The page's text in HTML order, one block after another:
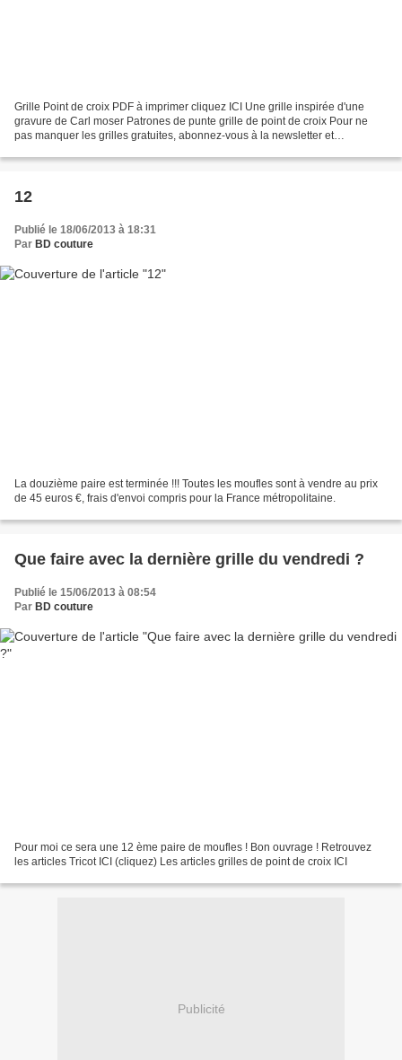
Grille Point de croix PDF à imprimer cliquez ICI Une grille inspirée d'une
gravure de Carl moser Patrones de punte grille de point de croix Pour ne
pas manquer les grilles gratuites, abonnez-vous à la newsletter et
12
Publié le 18/06/2013 à 18:31
Par BD couture
La douzième paire est terminée !!! Toutes les moufles sont à vendre au prix
de 45 euros €, frais d'envoi compris pour la France métropolitaine.
Que faire avec la dernière grille du vendredi ?
Publié le 15/06/2013 à 08:54
Par BD couture
Pour moi ce sera une 12 ème paire de moufles ! Bon ouvrage ! Retrouvez
les articles Tricot ICI (cliquez) Les articles grilles de point de croix ICI
Publicité